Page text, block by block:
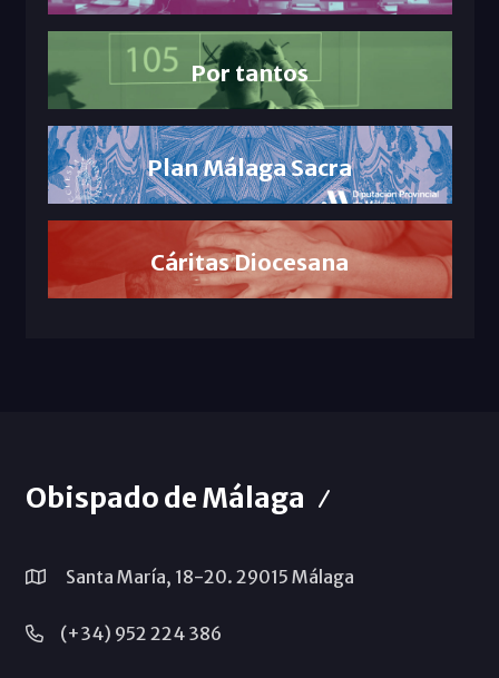
Por tantos
Plan Málaga Sacra
Cáritas Diocesana
Obispado de Málaga
Santa María, 18-20. 29015 Málaga
(+34) 952 224 386